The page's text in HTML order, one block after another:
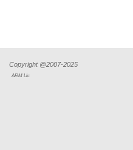
Copyright @2007-2025
ARM Llc